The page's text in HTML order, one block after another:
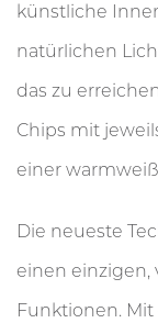
künstliche
natürlichen
das zu
Chips mit
einer
Die neueste
einen einzigen,
Funktionen.